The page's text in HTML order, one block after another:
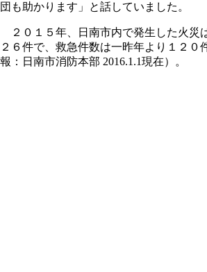
団も助かります」と話していました。
２０１５年、日南市内で発生した火災
２６件で、救急件数は一昨年より１２０
報：日南市消防本部 2016.1.1現在）。